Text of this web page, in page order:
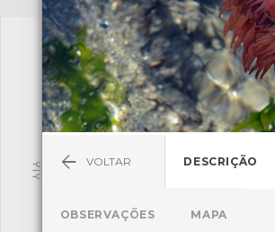
TERMOS DE UTILIZAÇÃO
SUBMETER OBSERVAÇÃO
Pesquisa
VOLTAR DESCRIÇÃO
OBSERVAÇÕES MAPA